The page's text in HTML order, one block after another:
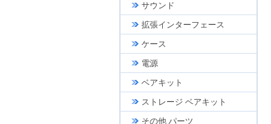
サウンド
拡張インターフェース
ケース
電源
ベアキット
ストレージ ベアキット
その他 パーツ